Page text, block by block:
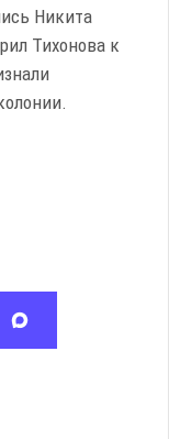
Никита
Тихонова к